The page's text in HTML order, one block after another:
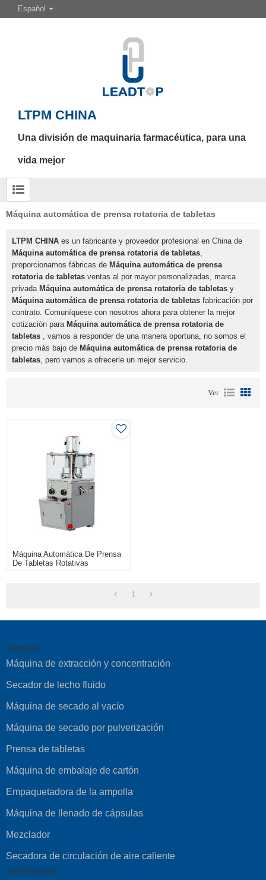
Español
LTPM CHINA
Una división de maquinaria farmacéutica, para una
vida mejor
Máquina automática de prensa rotatoria de tabletas
LTPM CHINA es un fabricante y proveedor profesional en China de
Máquina automática de prensa rotatoria de tabletas,
proporcionamos fábricas de Máquina automática de prensa
rotatoria de tabletas ventas al por mayor personalizadas, marca
privada Máquina automática de prensa rotatoria de tabletas y
Máquina automática de prensa rotatoria de tabletas fabricación por
contrato. Comuníquese con nosotros ahora para obtener la mejor
cotización para Máquina automática de prensa rotatoria de
tabletas , vamos a responder de una manera oportuna, no somos el
precio más bajo de Máquina automática de prensa rotatoria de
tabletas, pero vamos a ofrecerle un mejor servicio.
Ver
Máquina Automática De Prensa
De Tabletas Rotativas
1
Categoría
Máquina de extracción y concentración
Secador de lecho fluido
Máquina de secado al vacío
Máquina de secado por pulverización
Prensa de tabletas
Máquina de embalaje de cartón
Empaquetadora de la ampolla
Máquina de llenado de cápsulas
Mezclador
Secadora de circulación de aire caliente
NAVEGACIÓN